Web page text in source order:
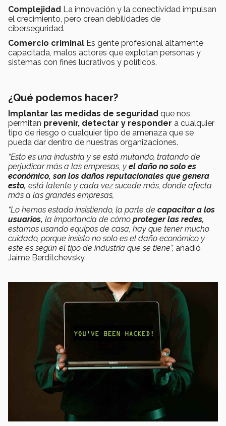
Complejidad La innovación y la conectividad impulsan
el crecimiento, pero crean debilidades de
ciberseguridad.
Comercio criminal Es gente profesional altamente
capacitada, malos actores que explotan personas y
sistemas con fines lucrativos y políticos.
¿Qué podemos hacer?
Implantar las medidas de seguridad que nos
permitan prevenir, detectar y responder a cualquier
tipo de riesgo o cualquier tipo de amenaza que se
pueda dar dentro de nuestras organizaciones.
“Esto es una industria y se está mutando, tratando de
perjudicar más a las empresas, y el daño no solo es
económico, son los daños reputacionales que genera
esto, está latente y cada vez sucede más, donde afecta
más a las grandes empresas,
“Lo hemos estado insistiendo, la parte de capacitar a los
usuarios, la importancia de cómo proteger las redes,
estamos usando equipos de casa, hay que tener mucho
cuidado, porque insisto no solo es el daño económico y
este es según el tipo de industria que se tiene”, añadió
Jaime Berditchevsky.